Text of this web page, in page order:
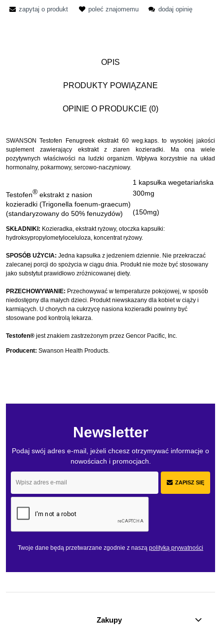
zapytaj o produkt poleć znajomemu dodaj opinię
OPIS
PRODUKTY POWIĄZANE
OPINIE O PRODUKCIE (0)
SWANSON Testofen Fenugreek ekstrakt 60 weg.kaps. to wysokiej jakości
suplement zawierający ekstrakt z ziaren kozieradki. Ma ona wiele
pozytywnych właściwości na ludzki organizm. Wpływa korzystnie na układ
hormonalny, pokarmowy, sercowo-naczyniowy.
1 kapsułka wegetariańska
Testofen® ekstrakt z nasion
kozieradki (Trigonella foenum-graecum)
(standaryzowany do 50% fenuzydów)
300mg
(150mg)
SKŁADNIKI: Kozieradka, ekstrakt ryżowy, otoczka kapsułki:
hydroksypropylometyloceluloza, koncentrat ryżowy.
SPOSÓB UŻYCIA: Jedna kapsułka z jedzeniem dziennie. Nie przekraczać
zalecanej porcji do spożycia w ciągu dnia. Produkt nie może być stosowany
jako substytut prawidłowo zróżnicowanej diety.
PRZECHOWYWANIE: Przechowywać w temperaturze pokojowej, w sposób
niedostępny dla małych dzieci. Produkt niewskazany dla kobiet w ciąży i
karmiących. U chorych na cukrzycę nasiona kozieradki powinny być
stosowane pod kontrolą lekarza.
Testofen® jest znakiem zastrzeżonym przez Gencor Pacific, Inc.
Producent: Swanson Health Products.
Newsletter
Podaj swój adres e-mail, jeżeli chcesz otrzymywać informacje o
nowościach i promocjach.
ZAPISZ SIĘ
Twoje dane będą przetwarzane zgodnie z naszą polityką prywatności
Zakupy